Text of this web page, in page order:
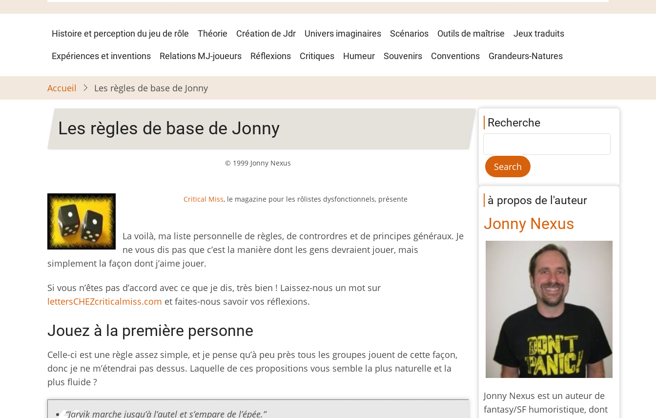
Navigation
principale
Histoire et perception du jeu de rôle Théorie Création de Jdr Univers imaginaires Scénarios Outils de maîtrise Jeux traduits
Expériences et inventions Relations MJ-joueurs Réflexions Critiques Humeur Souvenirs Conventions Grandeurs-Natures
Accueil Les règles de base de Jonny
Les règles de base de Jonny
© 1999 Jonny Nexus
Critical Miss, le magazine pour les rôlistes dysfonctionnels, présente
La voilà, ma liste personnelle de règles, de contrordres et de principes généraux. Je
ne vous dis pas que c’est la manière dont les gens devraient jouer, mais
simplement la façon dont j’aime jouer.
Si vous n’êtes pas d’accord avec ce que je dis, très bien ! Laissez-nous un mot sur
lettersCHEZcriticalmiss.com et faites-nous savoir vos réflexions.
Jouez à la première personne
Celle-ci est une règle assez simple, et je pense qu’à peu près tous les groupes jouent de cette façon,
donc je ne m’étendrai pas dessus. Laquelle de ces propositions vous semble la plus naturelle et la
plus fluide ?
“Jarvik marche jusqu’à l’autel et s’empare de l’épée.”
Recherche
à propos de l'auteur
Jonny Nexus
Jonny Nexus est un auteur de
fantasy/SF humoristique, dont